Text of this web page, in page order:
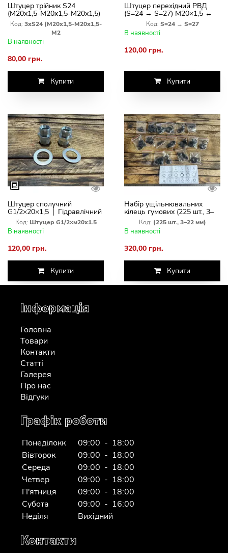
Штуцер трійник S24
(М20х1,5-М20х1,5-М20х1,5)
Код: 3хS24 (М20х1,5-М20х1,5-
М2
В наявності
80,00 грн.
Купити
Штуцер перехідний РВД
(S=24 → S=27) M20×1,5 ↔
M22×1,5Код: S=24 → S=27
В наявності
120,00 грн.
Купити
Штуцер сполучний
G1/2×20×1,5 │ Гідравлічний
перехідник для РВД,
гідроциліндрів та насосів-
дозаторів
Код: Штуцер G1/2×м20х1.5
В наявності
120,00 грн.
Купити
Набір ущільнювальних
кілець гумових (225 шт., 3–
22 мм)Код: (225 шт., 3–22 мм)
В наявності
320,00 грн.
Купити
Інформація
Головна
Товари
Контакти
Статті
Галерея
Про нас
Відгуки
Графік роботи
Понеділокк
09:00 - 18:00
Вівторок
09:00 - 18:00
Середа
09:00 - 18:00
Четвер
09:00 - 18:00
П'ятниця
09:00 - 18:00
Субота
09:00 - 16:00
Неділя
Вихідний
Контакти